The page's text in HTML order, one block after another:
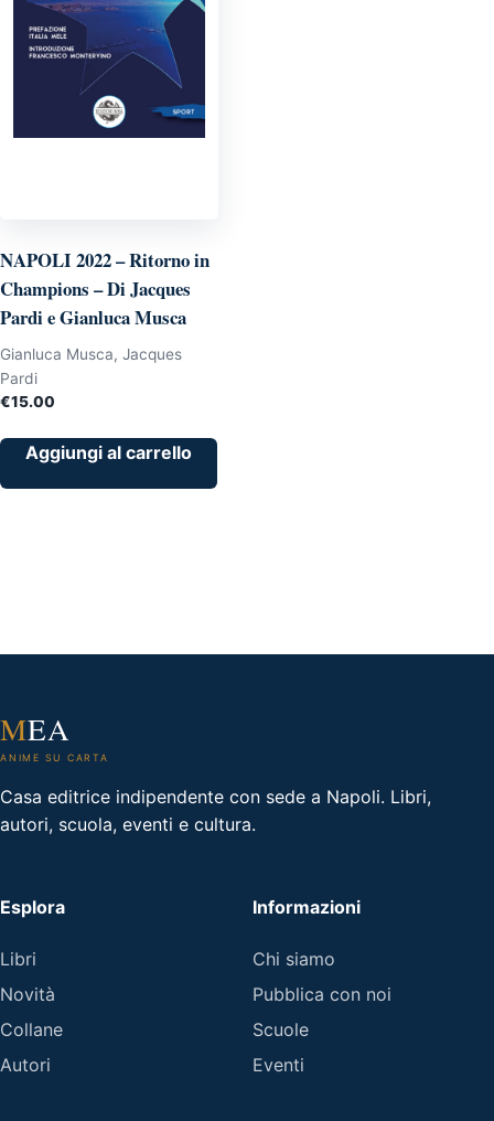
NAPOLI 2022 – Ritorno in
Champions – Di Jacques
Pardi e Gianluca Musca
Gianluca Musca, Jacques
Pardi
€15.00
Aggiungi al carrello
MEA
ANIME SU CARTA
Casa editrice indipendente con sede a Napoli. Libri,
autori, scuola, eventi e cultura.
Esplora
Libri
Novità
Collane
Autori
Informazioni
Chi siamo
Pubblica con noi
Scuole
Eventi